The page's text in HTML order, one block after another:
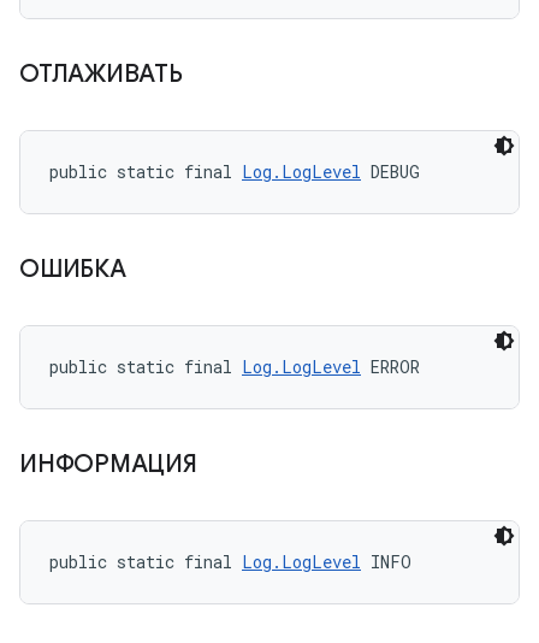
ОТЛАЖИВАТЬ
public static final Log.LogLevel DEBUG
ОШИБКА
public static final Log.LogLevel ERROR
ИНФОРМАЦИЯ
public static final Log.LogLevel INFO